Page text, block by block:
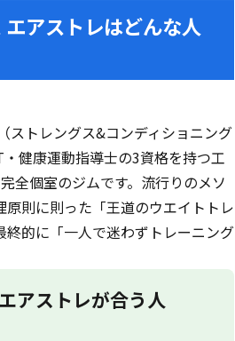
アストレはどんな人
ストレングス&コンディショニング
健康運動指導士の3資格を持つ工
全個室のジムです。流行りのメソ
則に則った「王道のウエイトトレ
的に「一人で迷わずトレーニング
アストレが合う人